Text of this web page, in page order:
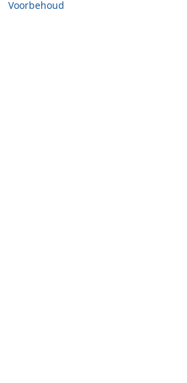
Voorbehoud